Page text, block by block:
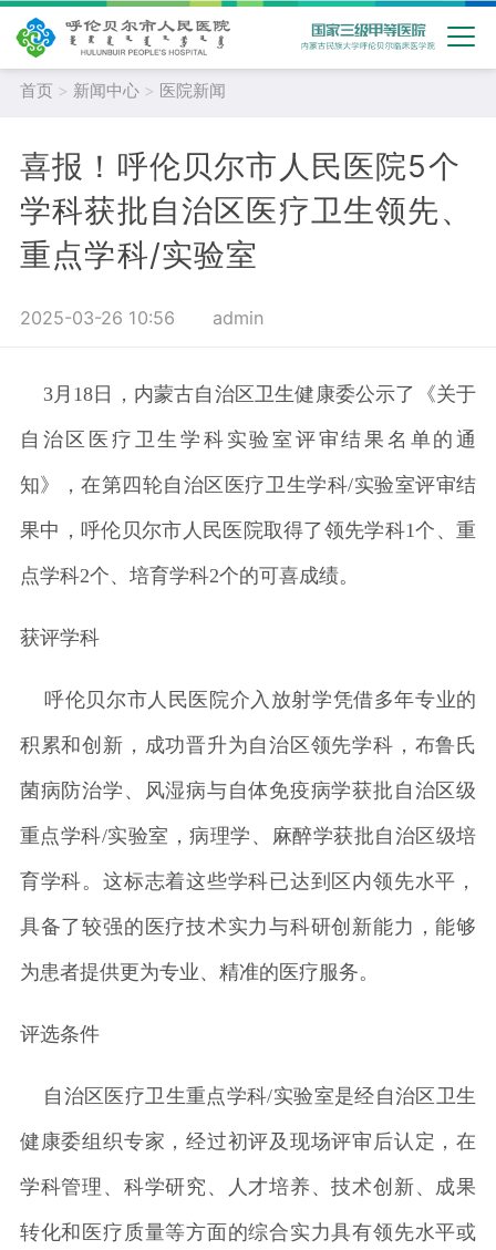
首页 > 新闻中心> 医院新闻
喜报！呼伦贝尔市人民医院5个
学科获批自治区医疗卫生领先、
重点学科/实验室
2025-03-26 10:56 admin
3月18日，内蒙古自治区卫生健康委公示了《关于
自治区医疗卫生学科实验室评审结果名单的通
知》，在第四轮自治区医疗卫生学科/实验室评审结
果中，呼伦贝尔市人民医院取得了领先学科1个、重
点学科2个、培育学科2个的可喜成绩。
获评学科
呼伦贝尔市人民医院介入放射学凭借多年专业的
积累和创新，成功晋升为自治区领先学科，布鲁氏
菌病防治学、风湿病与自体免疫病学获批自治区级
重点学科/实验室，病理学、麻醉学获批自治区级培
育学科。这标志着这些学科已达到区内领先水平，
具备了较强的医疗技术实力与科研创新能力，能够
为患者提供更为专业、精准的医疗服务。
评选条件
自治区医疗卫生重点学科/实验室是经自治区卫生
健康委组织专家，经过初评及现场评审后认定，在
学科管理、科学研究、人才培养、技术创新、成果
转化和医疗质量等方面的综合实力具有领先水平或